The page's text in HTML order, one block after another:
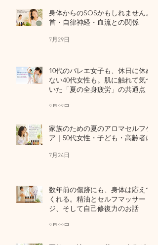
身体からのSOSかもしれません。
首・自律神経・血流との関係
7月29日
10代のバレエ女子も、休日に休め
ない40代女性も。肌に触れて気づ
いた「夏の全身疲労」の共通点
7月27日
家族のための夏のアロマセルフケ
ア｜50代女性・子ども・高齢者に
7月24日
数年前の傷跡にも、身体は応えて
くれる。精油とセルフマッサー
ジ、そして自己修復力のお話
7月22日